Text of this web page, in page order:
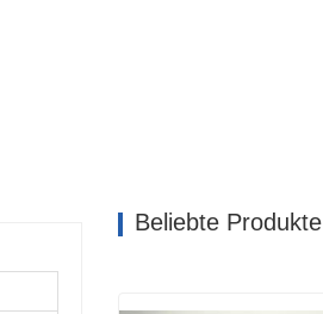
Beliebte Produkte